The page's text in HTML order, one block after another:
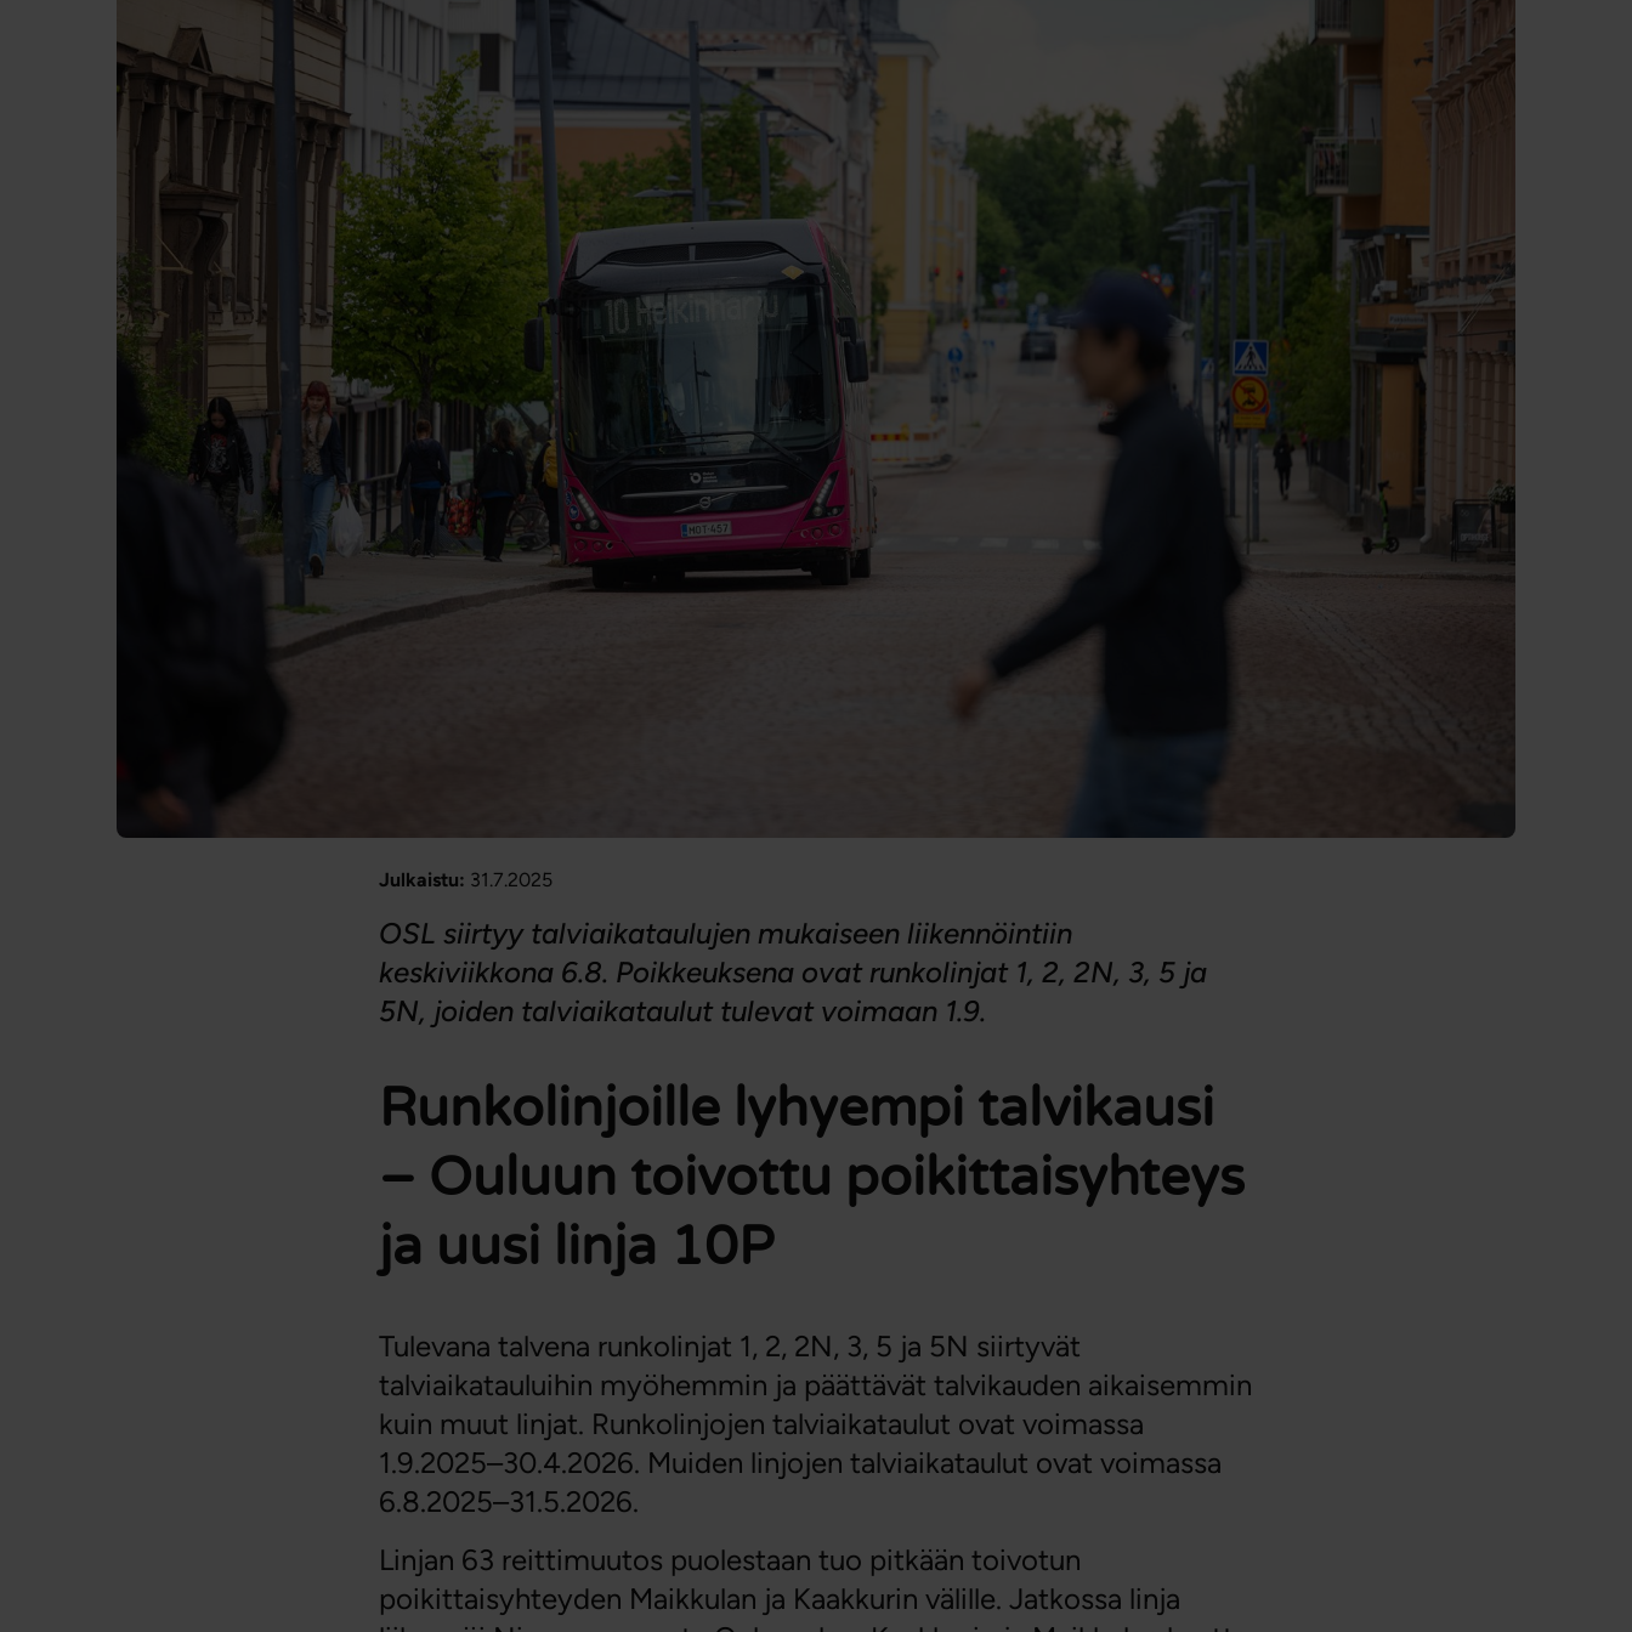
Julkaistu: 31.7.2025
OSL siirtyy talviaikataulujen mukaiseen liikennöintiin
keskiviikkona 6.8. Poikkeuksena ovat runkolinjat 1, 2, 2N, 3, 5 ja
5N, joiden talviaikataulut tulevat voimaan 1.9.
Runkolinjoille lyhyempi talvikausi
– Ouluun toivottu poikittaisyhteys
ja uusi linja 10P
Tulevana talvena runkolinjat 1, 2, 2N, 3, 5 ja 5N siirtyvät
talviaikatauluihin myöhemmin ja päättävät talvikauden aikaisemmin
kuin muut linjat. Runkolinjojen talviaikataulut ovat voimassa
1.9.2025–30.4.2026. Muiden linjojen talviaikataulut ovat voimassa
6.8.2025–31.5.2026.
Linjan 63 reittimuutos puolestaan tuo pitkään toivotun
poikittaisyhteyden Maikkulan ja Kaakkurin välille. Jatkossa linja